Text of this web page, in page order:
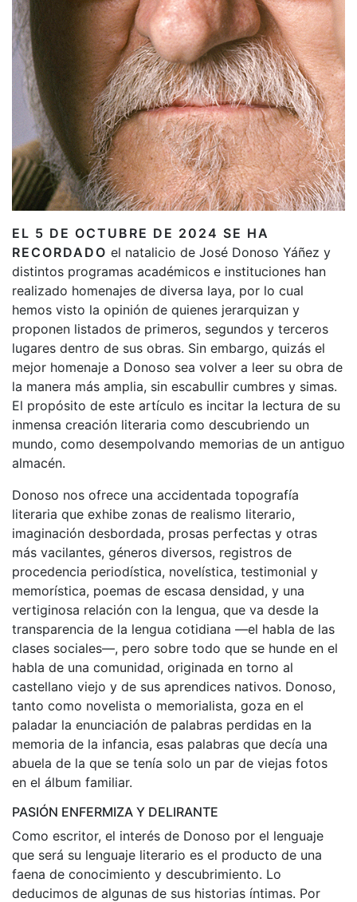
EL 5 DE OCTUBRE DE 2024 SE HA
RECORDADO el natalicio de José Donoso Yáñez y
distintos programas académicos e instituciones han
realizado homenajes de diversa laya, por lo cual
hemos visto la opinión de quienes jerarquizan y
proponen listados de primeros, segundos y terceros
lugares dentro de sus obras. Sin embargo, quizás el
mejor homenaje a Donoso sea volver a leer su obra de
la manera más amplia, sin escabullir cumbres y simas.
El propósito de este artículo es incitar la lectura de su
inmensa creación literaria como descubriendo un
mundo, como desempolvando memorias de un antiguo
almacén.
Donoso nos ofrece una accidentada topografía
literaria que exhibe zonas de realismo literario,
imaginación desbordada, prosas perfectas y otras
más vacilantes, géneros diversos, registros de
procedencia periodística, novelística, testimonial y
memorística, poemas de escasa densidad, y una
vertiginosa relación con la lengua, que va desde la
transparencia de la lengua cotidiana —el habla de las
clases sociales—, pero sobre todo que se hunde en el
habla de una comunidad, originada en torno al
castellano viejo y de sus aprendices nativos. Donoso,
tanto como novelista o memorialista, goza en el
paladar la enunciación de palabras perdidas en la
memoria de la infancia, esas palabras que decía una
abuela de la que se tenía solo un par de viejas fotos
en el álbum familiar.
PASIÓN ENFERMIZA Y DELIRANTE
Como escritor, el interés de Donoso por el lenguaje
que será su lenguaje literario es el producto de una
faena de conocimiento y descubrimiento. Lo
deducimos de algunas de sus historias íntimas. Por